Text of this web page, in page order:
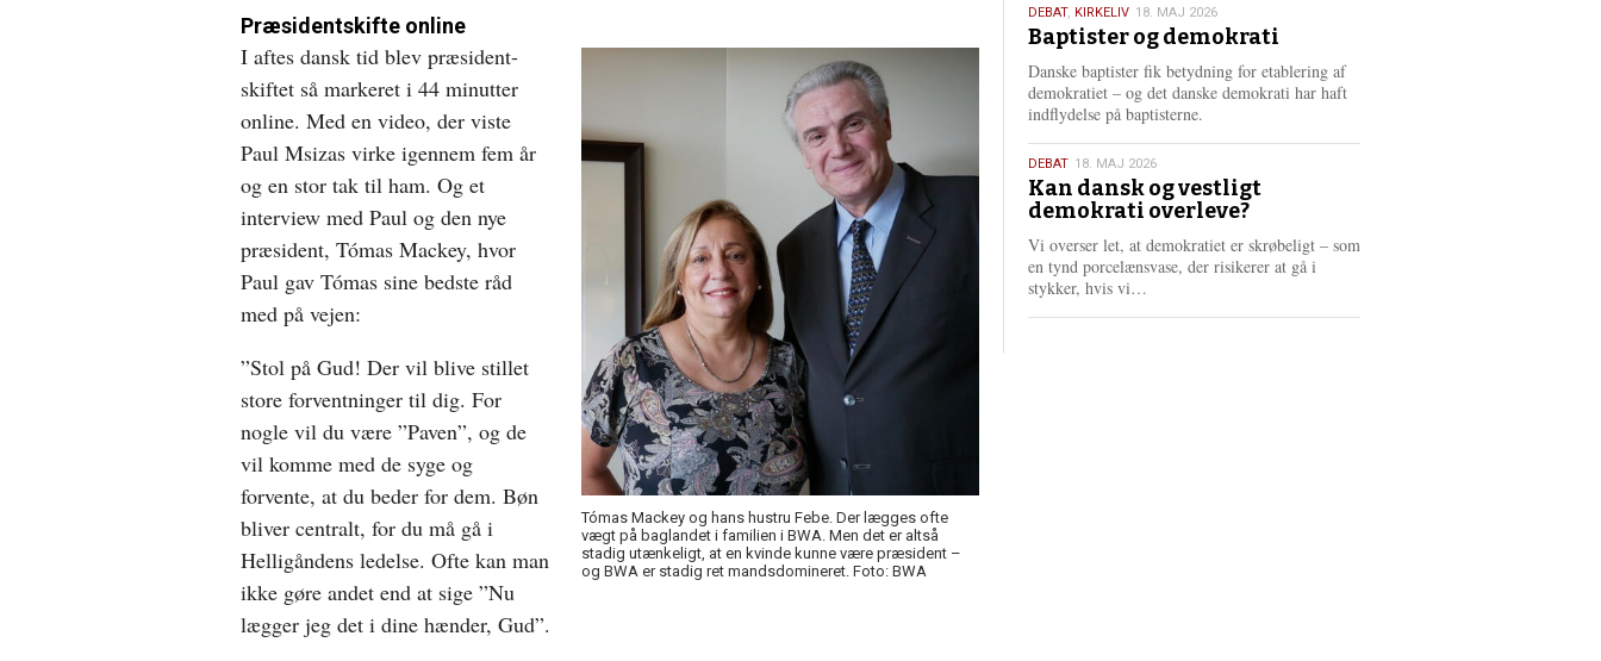
Præsidentskifte online
Tómas Mackey og hans hustru Febe. Der lægges ofte
vægt på baglandet i familien i BWA. Men det er altså
stadig utænkeligt, at en kvinde kunne være præsident –
og BWA er stadig ret mandsdomineret. Foto: BWA
I aftes dansk tid blev præsident-
skiftet så markeret i 44 minutter
online. Med en video, der viste
Paul Msizas virke igennem fem år
og en stor tak til ham. Og et
interview med Paul og den nye
præsident, Tómas Mackey, hvor
Paul gav Tómas sine bedste råd
med på vejen:
”Stol på Gud! Der vil blive stillet
store forventninger til dig. For
nogle vil du være ”Paven”, og de
vil komme med de syge og
forvente, at du beder for dem. Bøn
bliver centralt, for du må gå i
Helligåndens ledelse. Ofte kan man
ikke gøre andet end at sige ”Nu
lægger jeg det i dine hænder, Gud”.
18.
maj
2026
DEBAT, KIRKELIV 18. MAJ 2026
Baptister og demokrati
Danske baptister fik betydning for etablering af
demokratiet – og det danske demokrati har haft
indflydelse på baptisterne.
18.
maj
2026
DEBAT 18. MAJ 2026
Kan dansk og vestligt
demokrati overleve?
Vi overser let, at demokratiet er skrøbeligt – som
en tynd porcelænsvase, der risikerer at gå i
stykker, hvis vi…